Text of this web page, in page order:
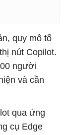
quy mô tổ
nút Copilot.
người
và cần
qua ứng
cụ Edge